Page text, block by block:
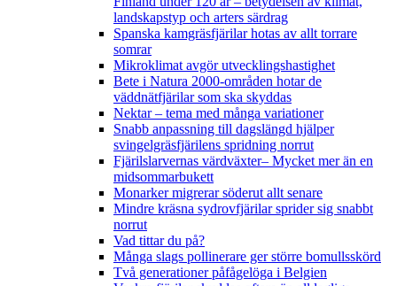
landskapstyp och arters särdrag
Spanska kamgräsfjärilar hotas av allt torrare
somrar
Mikroklimat avgör utvecklingshastighet
Bete i Natura 2000-områden hotar de
väddnätfjärilar som ska skyddas
Nektar – tema med många variationer
Snabb anpassning till dagslängd hjälper
svingelgräsfjärilens spridning norrut
Fjärilslarvernas värdväxter– Mycket mer än en
midsommarbukett
Monarker migrerar söderut allt senare
Mindre kräsna sydrovfjärilar sprider sig snabbt
norrut
Vad tittar du på?
Många slags pollinerare ger större bomullsskörd
Två generationer påfågelöga i Belgien